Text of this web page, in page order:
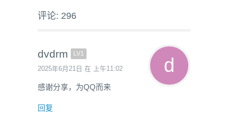
评论: 296
dvdrm LV1
2025年6月21日 在 上午11:02
感谢分享，为QQ而来
回复